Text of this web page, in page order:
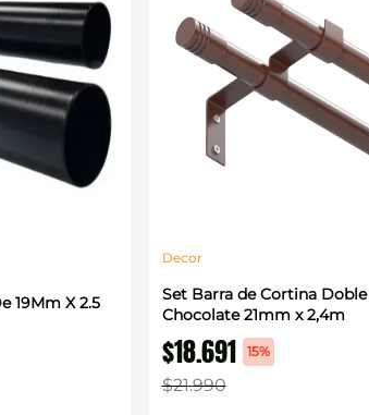
19Mm X 2.5
Decor
Set Barra de Cortina Doble
Chocolate 21mm x 2,4m
$18.691 15%
$21.990